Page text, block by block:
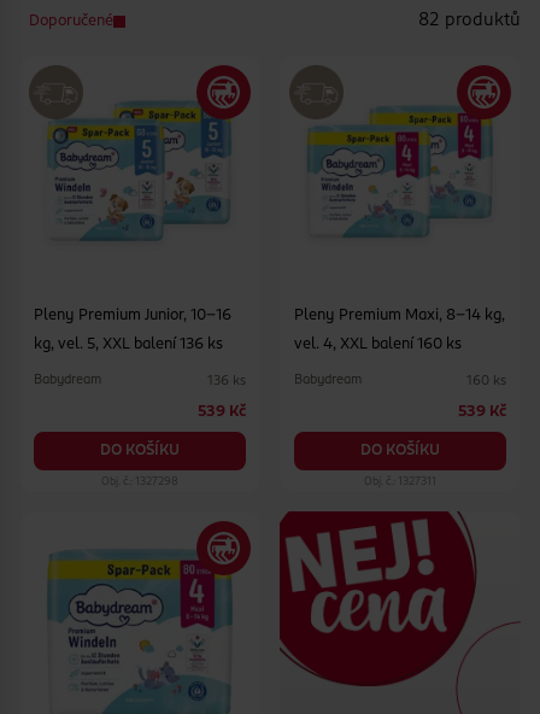
Doporučené 82 produktů
Pleny Premium Junior, 10–16
kg, vel. 5, XXL balení 136 ks
Babydream 136 ks
539 Kč
DO KOŠÍKU
Obj. č.: 1327298
Pleny Premium Maxi, 8–14 kg,
vel. 4, XXL balení 160 ks
Babydream 160 ks
539 Kč
DO KOŠÍKU
Obj. č.: 1327311